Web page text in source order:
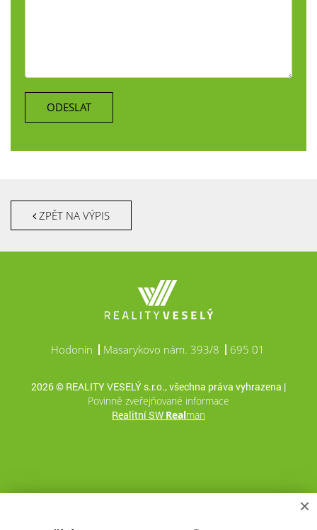
ODESLAT
ZPĚT NA VÝPIS
Hodonín Masarykovo nám. 393/8 695 01
2026 © REALITY VESELÝ s.r.o., všechna práva vyhrazena |
Povinně zveřejňované informace
Realitní SW Realman
×